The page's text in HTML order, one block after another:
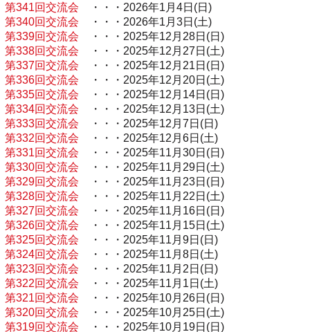
第341回交流会 ・・・2026年1月4日(日)
第340回交流会 ・・・2026年1月3日(土)
第339回交流会 ・・・2025年12月28日(日)
第338回交流会 ・・・2025年12月27日(土)
第337回交流会 ・・・2025年12月21日(日)
第336回交流会 ・・・2025年12月20日(土)
第335回交流会 ・・・2025年12月14日(日)
第334回交流会 ・・・2025年12月13日(土)
第333回交流会 ・・・2025年12月7日(日)
第332回交流会 ・・・2025年12月6日(土)
第331回交流会 ・・・2025年11月30日(日)
第330回交流会 ・・・2025年11月29日(土)
第329回交流会 ・・・2025年11月23日(日)
第328回交流会 ・・・2025年11月22日(土)
第327回交流会 ・・・2025年11月16日(日)
第326回交流会 ・・・2025年11月15日(土)
第325回交流会 ・・・2025年11月9日(日)
第324回交流会 ・・・2025年11月8日(土)
第323回交流会 ・・・2025年11月2日(日)
第322回交流会 ・・・2025年11月1日(土)
第321回交流会 ・・・2025年10月26日(日)
第320回交流会 ・・・2025年10月25日(土)
第319回交流会 ・・・2025年10月19日(日)